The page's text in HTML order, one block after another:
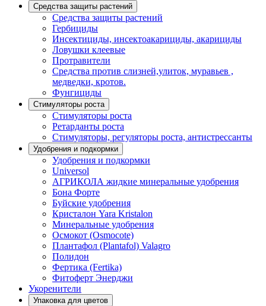
Средства защиты растений
Средства защиты растений
Гербициды
Инсектициды, инсектоакарициды, акарициды
Ловушки клеевые
Протравители
Средства против слизней,улиток, муравьев ,
медведки, кротов.
Фунгициды
Стимуляторы роста
Стимуляторы роста
Ретарданты роста
Стимуляторы, регуляторы роста, антистрессанты
Удобрения и подкормки
Удобрения и подкормки
Universol
АГРИКОЛА жидкие минеральные удобрения
Бона Форте
Буйские удобрения
Кристалон Yara Kristalon
Минеральные удобрения
Осмокот (Osmocote)
Плантафол (Plantafol) Valagro
Полидон
Фертика (Fertika)
Фитоферт Энерджи
Укоренители
Упаковка для цветов